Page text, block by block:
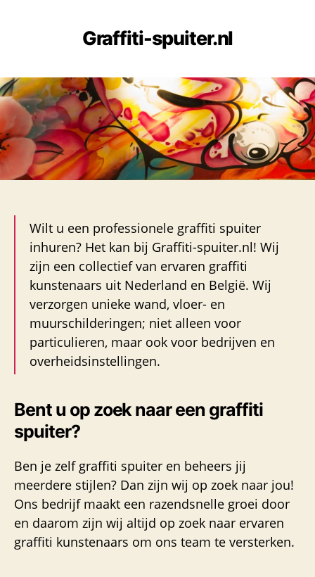
Graffiti-spuiter.nl
Wilt u een professionele graffiti spuiter
inhuren? Het kan bij Graffiti-spuiter.nl! Wij
zijn een collectief van ervaren graffiti
kunstenaars uit Nederland en België. Wij
verzorgen unieke wand, vloer- en
muurschilderingen; niet alleen voor
particulieren, maar ook voor bedrijven en
overheidsinstellingen.
Bent u op zoek naar een graffiti
spuiter?
Ben je zelf graffiti spuiter en beheers jij
meerdere stijlen? Dan zijn wij op zoek naar jou!
Ons bedrijf maakt een razendsnelle groei door
en daarom zijn wij altijd op zoek naar ervaren
graffiti kunstenaars om ons team te versterken.